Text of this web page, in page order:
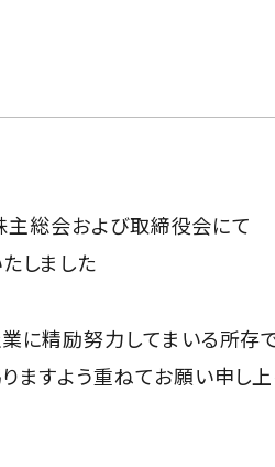
総会および取締役会にて
しました
に精励努力してまいる所存
ますよう重ねてお願い申し